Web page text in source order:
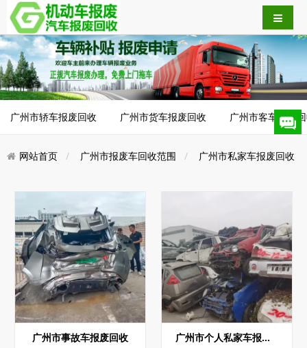
广州市轿车报废回收 广州市货车报废回收 广州市客车报废
网站首页 广州市报废车回收范围 广州市私家车报废回收
广州市事故车报废回收 广州市个人私家车报废回收